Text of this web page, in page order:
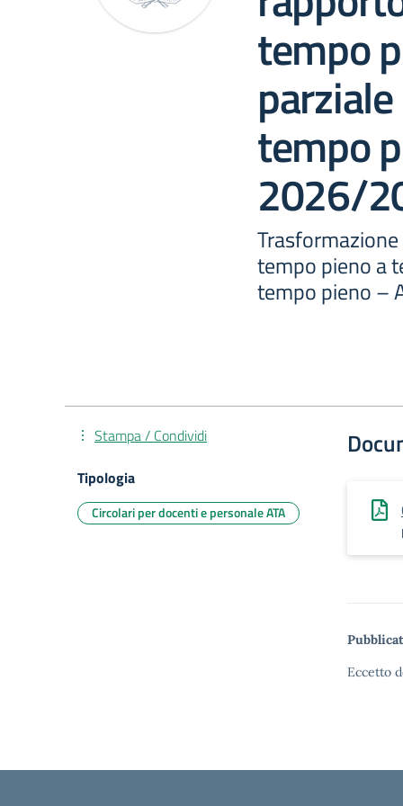
tempo
tempo
2026/
tempo pieno a
tempo pieno –
Eccetto
Stampa / Condividi
Tipologia
Circolari per docenti e personale ATA